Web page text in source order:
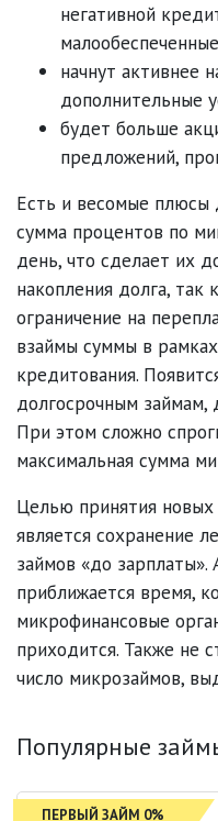
негативной
начнут активнее
дополнительные
будет больше
предложений,
Есть и весомые плюсы
сумма процентов по
день, что сделает их
накопления долга, так
ограничение на
взаймы суммы в
кредитования.
долгосрочным
При этом сложно
максимальная сумма
Целью принятия
является сохранение
займов «до
приближается время,
микрофинансовые
приходится. Также не
число микрозаймов,
Популярные
ПЕРВЫЙ ЗАЙМ 0%